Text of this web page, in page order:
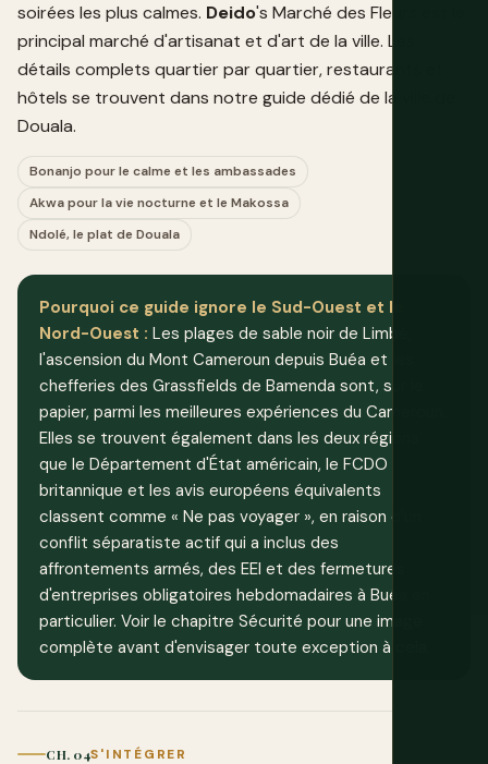
soirées les plus calmes. Deido's Marché des Fleurs est le
principal marché d'artisanat et d'art de la ville. Les
détails complets quartier par quartier, restaurants et
hôtels se trouvent dans notre guide dédié de la ville de
Douala.
Bonanjo pour le calme et les ambassades
Akwa pour la vie nocturne et le Makossa
Ndolé, le plat de Douala
Pourquoi ce guide ignore le Sud-Ouest et le
Nord-Ouest : Les plages de sable noir de Limbé,
l'ascension du Mont Cameroun depuis Buéa et les
chefferies des Grassfields de Bamenda sont, sur le
papier, parmi les meilleures expériences du Cameroun.
Elles se trouvent également dans les deux régions
que le Département d'État américain, le FCDO
britannique et les avis européens équivalents
classent comme « Ne pas voyager », en raison d'un
conflit séparatiste actif qui a inclus des
affrontements armés, des EEI et des fermetures
d'entreprises obligatoires hebdomadaires à Buéa en
particulier. Voir le chapitre Sécurité pour une image
complète avant d'envisager toute exception à cela.
CH. 04S'INTÉGRER